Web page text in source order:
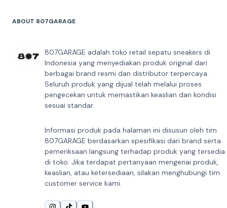
ABOUT 807GARAGE
807GARAGE adalah toko retail sepatu sneakers di
Indonesia yang menyediakan produk original dari
berbagai brand resmi dan distributor terpercaya.
Seluruh produk yang dijual telah melalui proses
pengecekan untuk memastikan keaslian dan kondisi
sesuai standar.
Informasi produk pada halaman ini disusun oleh tim
807GARAGE berdasarkan spesifikasi dari brand serta
pemeriksaan langsung terhadap produk yang tersedia
di toko. Jika terdapat pertanyaan mengenai produk,
keaslian, atau ketersediaan, silakan menghubungi tim
customer service kami.